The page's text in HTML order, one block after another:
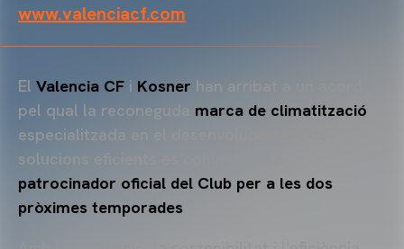
www.valenciacf.com
El Valencia CF i Kosner han arribat a un acord
pel qual la reconeguda marca de climatització
especialitzada en el desenvolupament de
solucions eficients es converteix en
patrocinador oficial del Club per a les dos
pròximes temporades